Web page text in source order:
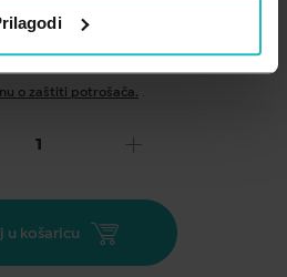
o zaštiti potrošača. .
u košaricu